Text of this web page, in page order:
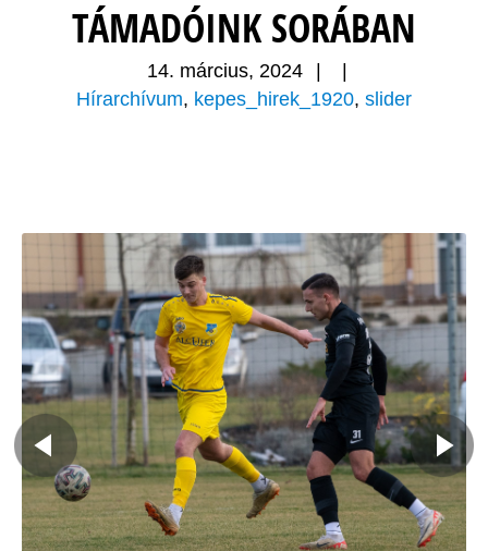
TÁMADÓINK SORÁBAN
14. március, 2024
Hírarchívum, kepes_hirek_1920, slider